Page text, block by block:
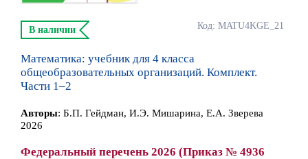
Код: MATU4KGE_21
В наличии
Математика: учебник для 4 класса
общеобразовательных организаций. Комплект.
Части 1–2
Авторы: Б.П. Гейдман, И.Э. Мишарина, Е.А. Зверева
2026
Федеральный перечень 2026 (Приказ № 4936